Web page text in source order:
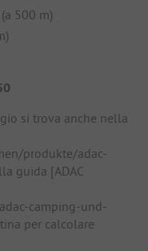
500 m)
si trova anche nella
produkte/adac-
guida [ADAC
camping-und-
per calcolare